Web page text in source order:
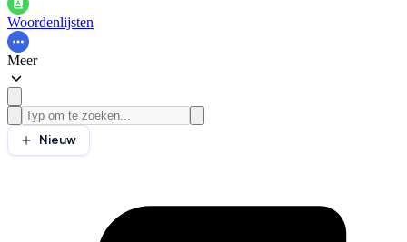
Woordenlijsten
Meer
Nieuw